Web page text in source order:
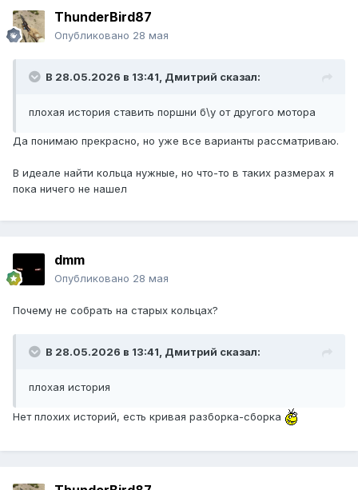
ThunderBird87
Опубликовано 28 мая
В 28.05.2026 в 13:41, Дмитрий сказал:
плохая история ставить поршни б\у от другого мотора
Да понимаю прекрасно, но уже все варианты рассматриваю.
В идеале найти кольца нужные, но что-то в таких размерах я
пока ничего не нашел
dmm
Опубликовано 28 мая
Почему не собрать на старых кольцах?
В 28.05.2026 в 13:41, Дмитрий сказал:
плохая история
Нет плохих историй, есть кривая разборка-сборка